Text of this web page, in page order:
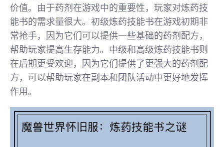
价值。由于药剂在游戏中的重要性，玩家对炼药技
能书的需求量很大。初级炼药技能书在游戏初期非
常抢手，因为它们可以提供一些基础的药剂配方，
帮助玩家提高生存能力。中级和高级炼药技能书则
在后期更受欢迎，因为它们提供了更强大的药剂配
方，可以帮助玩家在副本和团队活动中更好地发挥
作用。